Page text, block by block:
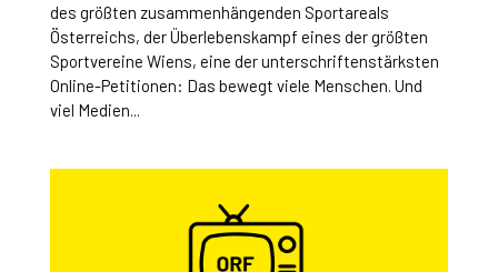
des größten zusammenhängenden Sportareals
Österreichs, der Überlebenskampf eines der größten
Sportvereine Wiens, eine der unterschriftenstärksten
Online-Petitionen: Das bewegt viele Menschen. Und
viel Medien...